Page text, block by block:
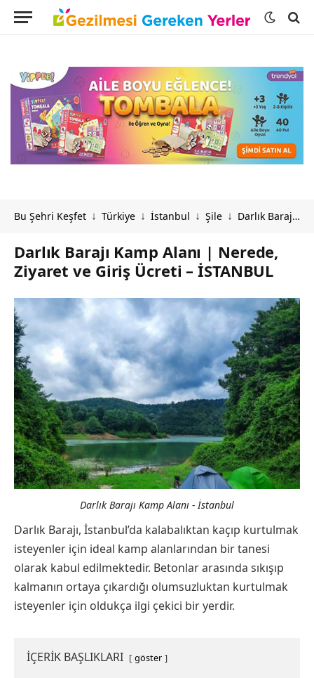
Bu Şehri Keşfet ↓ Türkiye ↓ İstanbul ↓ Şile ↓ Darlık Barajı Kamp Alanı | Nerede, Ziyaret ve Giriş Ücreti – İSTANBUL
Darlık Barajı Kamp Alanı | Nerede,
Ziyaret ve Giriş Ücreti – İSTANBUL
Darlık Barajı Kamp Alanı - İstanbul
Darlık Barajı, İstanbul’da kalabalıktan kaçıp kurtulmak
isteyenler için ideal kamp alanlarından bir tanesi
olarak kabul edilmektedir. Betonlar arasında sıkışıp
kalmanın ortaya çıkardığı olumsuzluktan kurtulmak
isteyenler için oldukça ilgi çekici bir yerdir.
İÇERİK BAŞLIKLARI göster